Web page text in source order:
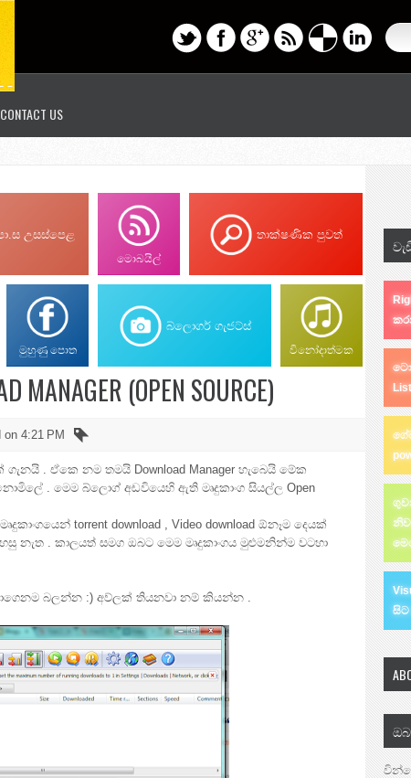
CONTACT US
උසස්පෙළ
මොබයිල්
තාක්ෂණික පුවත්
මුහුණු පොත
බ්ලොගර් ගැජට්ස්
විනෝදාත්මක
(OPEN SOURCE)
on 4:21 PM
. ඒකෙ නම තමයි Download Manager හැබෙයි මේක
. මෙම බ්ලොග් අඩවියෙහි ඇති මෘදුකාංග සියල්ල Open
torrent download , Video download ඕනෑම දෙයක්
නැත . කාලයත් සමග ඔබට මෙම මෘදුකාංගය මුළුමනින්ම වටහා
බලන්න :) අව්ලක් තියනවා නම් කියන්න .
සිට